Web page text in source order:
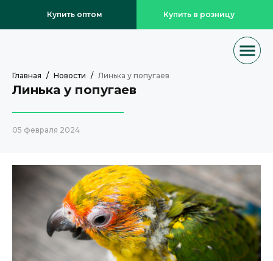
Купить оптом Купить в розницу
Главная Новости Линька у попугаев
Линька у попугаев
05 февраля 2024